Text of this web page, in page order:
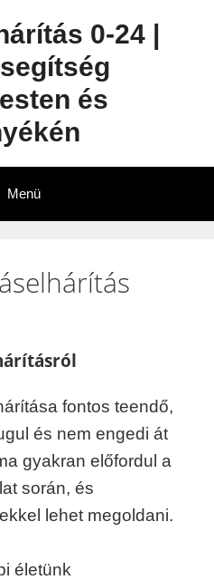
0-24 |
és
Menü
fontos teendő,
és nem engedi át
gyakran előfordul a
során, és
lehet megoldani.
életünk